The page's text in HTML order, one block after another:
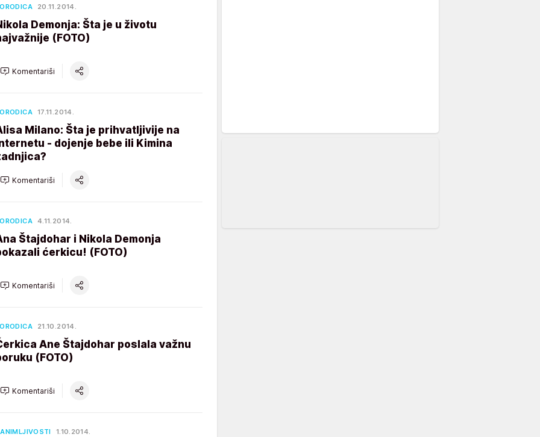
20.11.2014.
Demonja: Šta je u životu
(FOTO)
Komentariši
17.11.2014.
Milano: Šta je prihvatljivije na
- dojenje bebe ili Kimina
Komentariši
4.11.2014.
Štajdohar i Nikola Demonja
ćerkicu! (FOTO)
Komentariši
21.10.2014.
Ane Štajdohar poslala važnu
(FOTO)
Komentariši
1.10.2014.